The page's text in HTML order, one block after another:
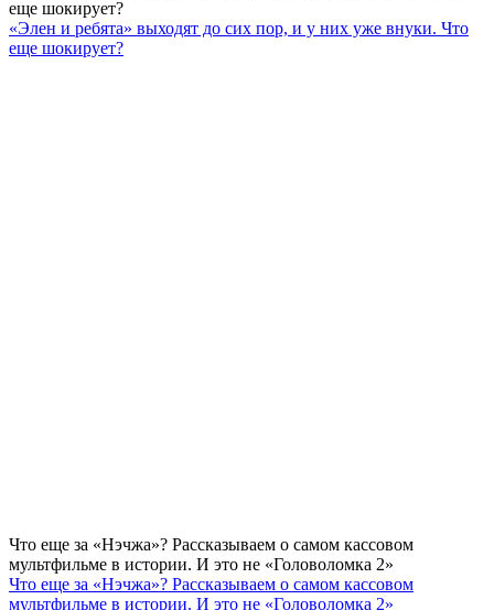
еще шокирует?
«Элен и ребята» выходят до сих пор, и у них уже внуки. Что
еще шокирует?
Что еще за «Нэчжа»? Рассказываем о самом кассовом
мультфильме в истории. И это не «Головоломка 2»
Что еще за «Нэчжа»? Рассказываем о самом кассовом
мультфильме в истории. И это не «Головоломка 2»